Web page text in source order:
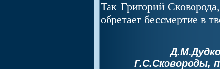
Так Григорий
обретает бессмертие в
Г.С.Сковороды,